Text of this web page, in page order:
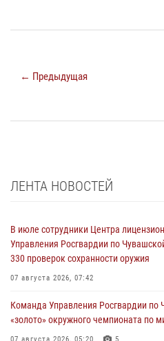
← Предыдущая
ЛЕНТА НОВОСТЕЙ
В июле сотрудники Центра
Управления Росгвардии по
330 проверок сохранности оружия
07 августа 2026, 07:42
Команда Управления Росгвардии по
«золото» окружного чемпионата по